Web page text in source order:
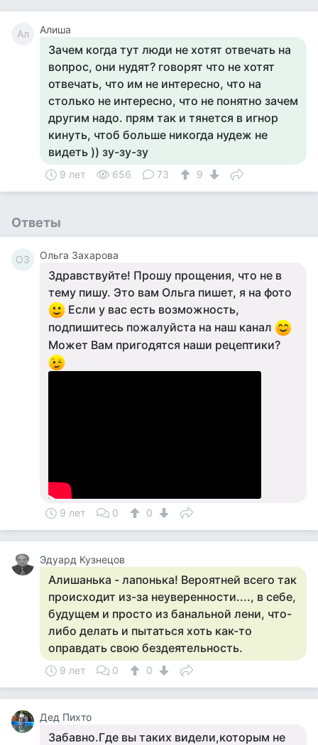
Ал Алиша
Зачем когда тут люди не хотят отвечать на
вопрос, они нудят? говорят что не хотят
отвечать, что им не интересно, что на
столько не интересно, что не понятно зачем
другим надо. прям так и тянется в игнор
кинуть, чтоб больше никогда нудеж не
видеть )) зу-зу-зу
9 лет 656 73 9
Ответы
ОЗ Ольга Захарова
Здравствуйте! Прошу прощения, что не в
тему пишу. Это вам Ольга пишет, я на фото
Если у вас есть возможность,
подпишитесь пожалуйста на наш канал
Может Вам пригодятся наши рецептики?
9 лет 0 0
Эдуард Кузнецов
Алишанька - лапонька! Вероятней всего так
происходит из-за неуверенности...., в себе,
будущем и просто из банальной лени, что-
либо делать и пытаться хоть как-то
оправдать свою бездеятельность.
9 лет 0 0
Дед Пихто
Забавно.Где вы таких видели,которым не